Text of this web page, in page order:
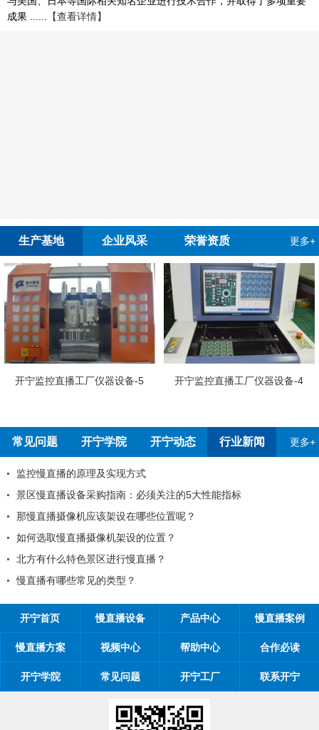
成果 ......
【查看详情】
生产基地 企业风采 荣誉资质 更多+
直播工厂仪器设备-5 开宁监控直播工厂仪器设备-4 开宁
常见问题 开宁学院 开宁动态 行业新闻 更多+
厂家
验有影响吗
景区慢直播设备采购指南：必须
那慢直播摄像机应该架设在哪些
如何选取慢直播摄像机架设的位
开宁首页 慢直播设备 产品中心 慢直播案例
慢直播方案 视频中心 帮助中心 合作必读
开宁学院 常见问题 开宁工厂 联系开宁